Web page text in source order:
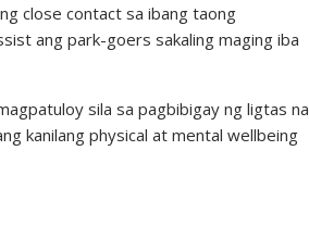
close contact sa ibang taong
ang park-goers sakaling maging iba
sila sa pagbibigay ng ligtas na
kanilang physical at mental wellbeing